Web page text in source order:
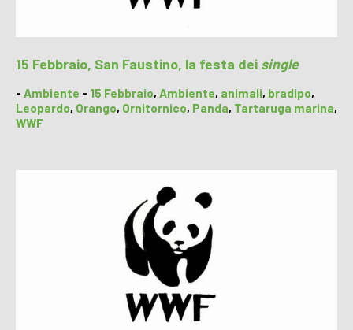
15 Febbraio, San Faustino, la festa dei single
- Ambiente - 15 Febbraio, Ambiente, animali, bradipo,
Leopardo, Orango, Ornitornico, Panda, Tartaruga marina,
WWF